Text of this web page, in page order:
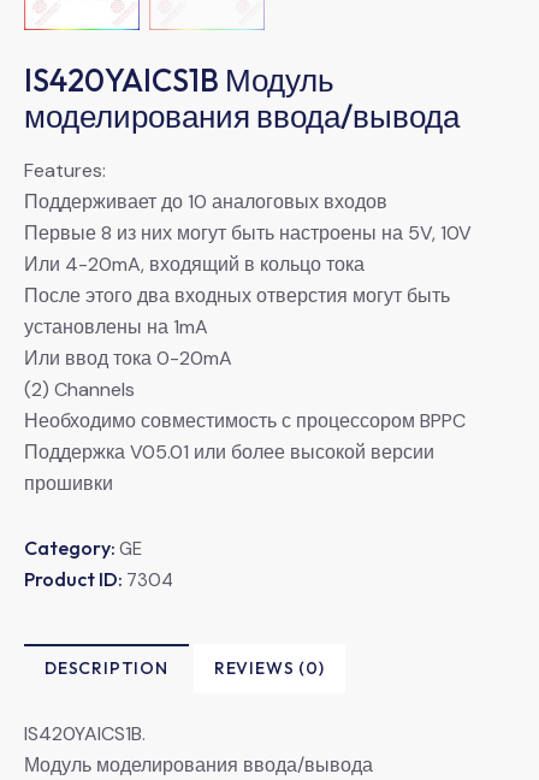
IS420YAICS1B Модуль
моделирования ввода/вывода
Features:
Поддерживает до 10 аналоговых входов
Первые 8 из них могут быть настроены на 5V, 10V
Или 4-20mA, входящий в кольцо тока
После этого два входных отверстия могут быть
установлены на 1mA
Или ввод тока 0-20mA
(2) Channels
Необходимо совместимость с процессором BPPC
Поддержка V05.01 или более высокой версии
прошивки
Category: GE
Product ID: 7304
DESCRIPTION REVIEWS (0)
IS420YAICS1B.
Модуль моделирования ввода/вывода